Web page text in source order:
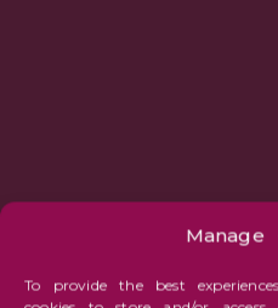
Manage
To provide the best